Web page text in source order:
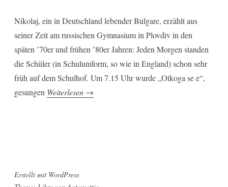
Nikolaj, ein in Deutschland lebender Bulgare, erzählt aus
seiner Zeit am russischen Gymnasium in Plovdiv in den
späten ’70er und frühen ’80er Jahren: Jeden Morgen standen
die Schüler (in Schuluniform, so wie in England) schon sehr
früh auf dem Schulhof. Um 7.15 Uhr wurde „Otkoga se e“,
gesungen Weiterlesen „Otkoga“
→
Erstellt mit WordPress